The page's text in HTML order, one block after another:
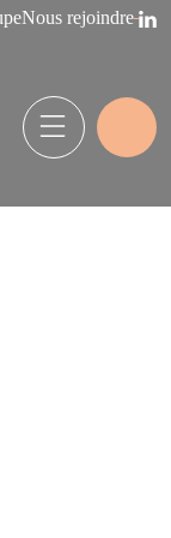
Nous rejoindre